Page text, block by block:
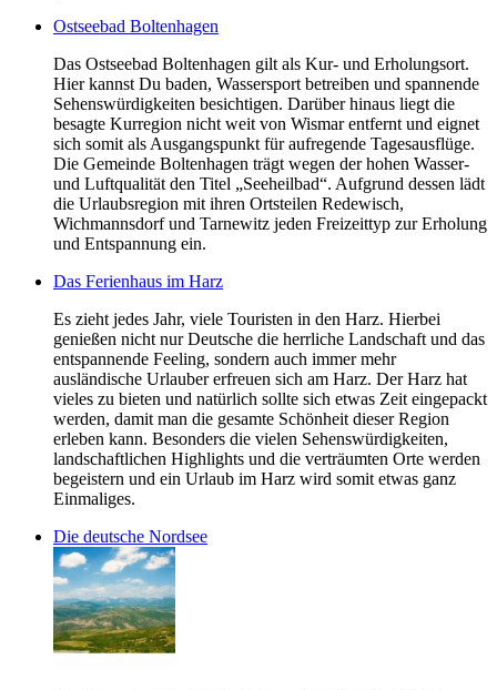
Ostseebad Boltenhagen
Das Ostseebad Boltenhagen gilt als Kur- und Erholungsort.
Hier kannst Du baden, Wassersport betreiben und spannende
Sehenswürdigkeiten besichtigen. Darüber hinaus liegt die
besagte Kurregion nicht weit von Wismar entfernt und eignet
sich somit als Ausgangspunkt für aufregende Tagesausflüge.
Die Gemeinde Boltenhagen trägt wegen der hohen Wasser-
und Luftqualität den Titel „Seeheilbad“. Aufgrund dessen lädt
die Urlaubsregion mit ihren Ortsteilen Redewisch,
Wichmannsdorf und Tarnewitz jeden Freizeittyp zur Erholung
und Entspannung ein.
Das Ferienhaus im Harz
Es zieht jedes Jahr, viele Touristen in den Harz. Hierbei
genießen nicht nur Deutsche die herrliche Landschaft und das
entspannende Feeling, sondern auch immer mehr
ausländische Urlauber erfreuen sich am Harz. Der Harz hat
vieles zu bieten und natürlich sollte sich etwas Zeit eingepackt
werden, damit man die gesamte Schönheit dieser Region
erleben kann. Besonders die vielen Sehenswürdigkeiten,
landschaftlichen Highlights und die verträumten Orte werden
begeistern und ein Urlaub im Harz wird somit etwas ganz
Einmaliges.
Die deutsche Nordsee